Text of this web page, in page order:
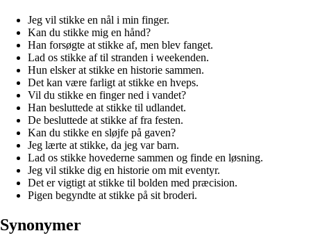
Jeg vil stikke en nål i min finger.
Kan du stikke mig en hånd?
Han forsøgte at stikke af, men blev fanget.
Lad os stikke af til stranden i weekenden.
Hun elsker at stikke en historie sammen.
Det kan være farligt at stikke en hveps.
Vil du stikke en finger ned i vandet?
Han besluttede at stikke til udlandet.
De besluttede at stikke af fra festen.
Kan du stikke en sløjfe på gaven?
Jeg lærte at stikke, da jeg var barn.
Lad os stikke hovederne sammen og finde en løsning.
Jeg vil stikke dig en historie om mit eventyr.
Det er vigtigt at stikke til bolden med præcision.
Pigen begyndte at stikke på sit broderi.
Synonymer